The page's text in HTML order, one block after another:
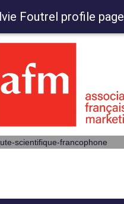
Foutrel profile page